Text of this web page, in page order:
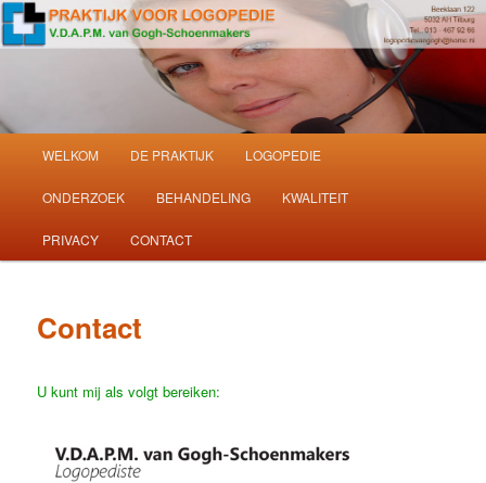
Praktijk voor
Logopedie in Tilburg
volwassenen
Ga
naar
de
inhoud
Ga
naar
de
inhoud
WELKOM DE PRAKTIJK LOGOPEDIE
ONDERZOEK BEHANDELING KWALITEIT
PRIVACY CONTACT
Contact
U kunt mij als volgt bereiken: